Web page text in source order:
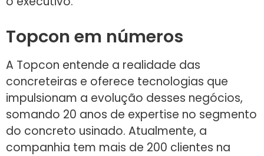
Topcon em números
A Topcon entende a realidade das
concreteiras e oferece tecnologias que
impulsionam a evolução desses negócios,
somando 20 anos de expertise no segmento
do concreto usinado. Atualmente, a
companhia tem mais de 200 clientes na